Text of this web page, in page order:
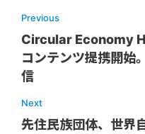
Previous
Circular Economy
コンテンツ提携開始
信
Next
先住民族団体、世界